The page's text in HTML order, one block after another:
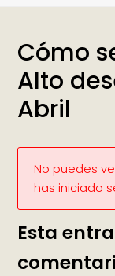
Cómo
Alto
Abril
No puedes
has iniciado
Esta